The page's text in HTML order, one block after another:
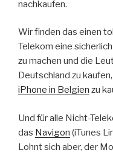
nachkaufen.
Wir finden das einen
Telekom eine
zu machen und die
Deutschland zu
iPhone in Belgien zu
Und für alle Nicht-
das Navigon (iTunes
Lohnt sich aber, der